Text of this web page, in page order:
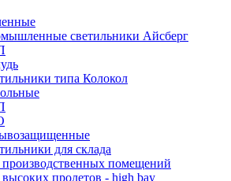
светильники Айсберг
типа Колокол
для склада
производственных помещений
пролетов - high bay